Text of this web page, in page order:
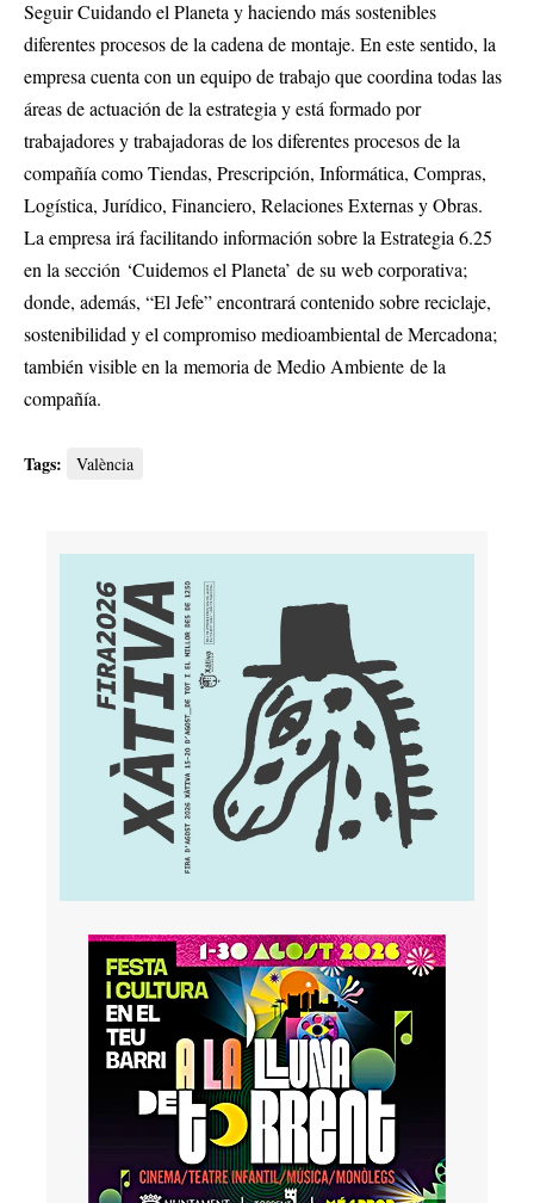
Seguir Cuidando el Planeta y haciendo más sostenibles
diferentes procesos de la cadena de montaje. En este sentido, la
empresa cuenta con un equipo de trabajo que coordina todas las
áreas de actuación de la estrategia y está formado por
trabajadores y trabajadoras de los diferentes procesos de la
compañía como Tiendas, Prescripción, Informática, Compras,
Logística, Jurídico, Financiero, Relaciones Externas y Obras.
La empresa irá facilitando información sobre la Estrategia 6.25
en la sección ‘Cuidemos el Planeta’ de su web corporativa;
donde, además, “El Jefe” encontrará contenido sobre reciclaje,
sostenibilidad y el compromiso medioambiental de Mercadona;
también visible en la memoria de Medio Ambiente de la
compañía.
Tags: València